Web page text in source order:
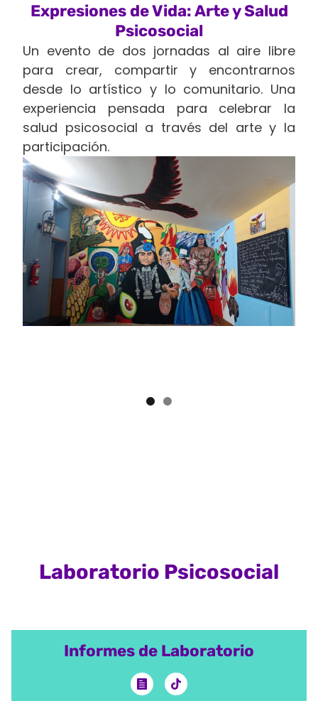
Expresiones de Vida: Arte y Salud
Psicosocial
Un evento de dos jornadas al aire libre
para crear, compartir y encontrarnos
desde lo artístico y lo comunitario. Una
experiencia pensada para celebrar la
salud psicosocial a través del arte y la
participación.
Laboratorio Psicosocial
Informes de Laboratorio